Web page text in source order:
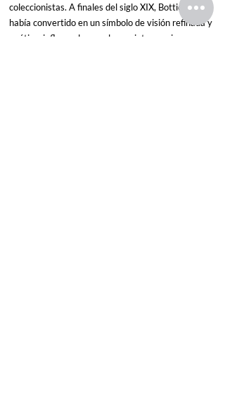
coleccionistas. A finales del siglo XIX, Botticelli se
había convertido en un símbolo de visión refinada y
poética, influyendo no solo en pintores, sino